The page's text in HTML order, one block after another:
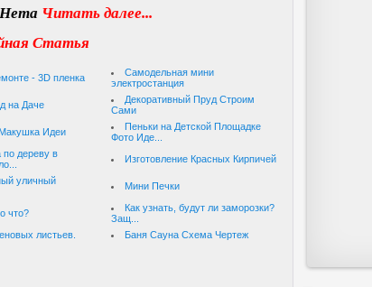
Читать далее...
Статья
- 3D пленка
Самодельная мини
электростанция
на Даче
Декоративный Пруд Строим
Сами
Идеи
Пеньки на Детской Площадке
Фото Иде...
по дереву в
Изготовление Красных Кирпичей
уличный
Мини Печки
что?
Как узнать, будут ли заморозки?
Защ...
листьев. Баня Сауна Схема Чертеж